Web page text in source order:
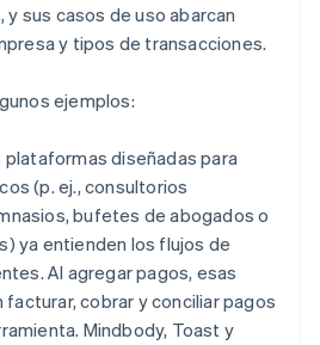
sus casos de uso abarcan
y tipos de transacciones.
ejemplos:
plataformas diseñadas para
(p. ej., consultorios
bufetes de abogados o
ya entienden los flujos de
Al agregar pagos, esas
cobrar y conciliar pagos
Mindbody, Toast y